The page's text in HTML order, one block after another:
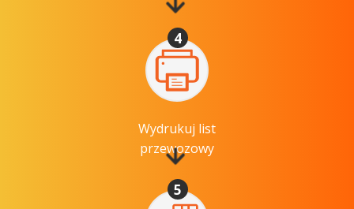
4
Wydrukuj list
przewozowy
5